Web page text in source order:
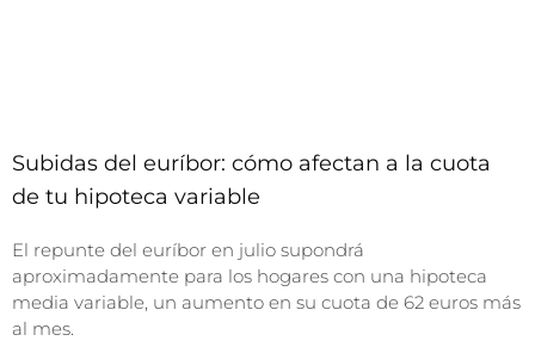
Subidas del euríbor: cómo afectan a la cuota
de tu hipoteca variable
El repunte del euríbor en julio supondrá
aproximadamente para los hogares con una hipoteca
media variable, un aumento en su cuota de 62 euros más
al mes.